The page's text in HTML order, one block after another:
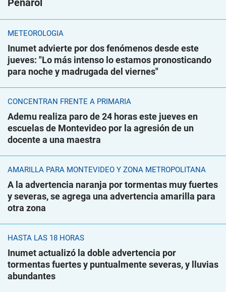
Peñarol
METEOROLOGÍA
Inumet advierte por dos fenómenos desde este
jueves: "Lo más intenso lo estamos pronosticando
para noche y madrugada del viernes"
CONCENTRAN FRENTE A PRIMARIA
Ademu realiza paro de 24 horas este jueves en
escuelas de Montevideo por la agresión de un
docente a una maestra
AMARILLA PARA MONTEVIDEO Y ZONA METROPOLITANA
A la advertencia naranja por tormentas muy fuertes
y severas, se agrega una advertencia amarilla para
otra zona
HASTA LAS 18 HORAS
Inumet actualizó la doble advertencia por
tormentas fuertes y puntualmente severas, y lluvias
abundantes